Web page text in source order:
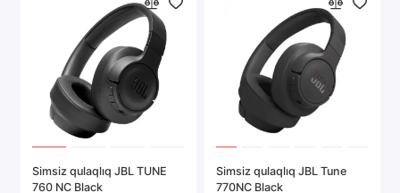
Simsiz qulaqlıq JBL TUNE
760 NC Black
Simsiz qulaqlıq JBL Tune
770NC Black